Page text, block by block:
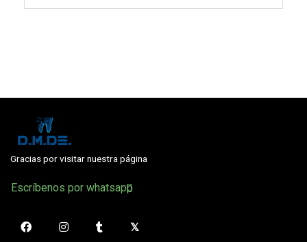
Gracias por visitar nuestra página
Escríbenos por whatsapp